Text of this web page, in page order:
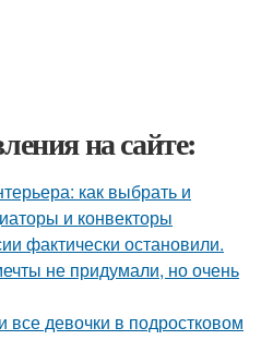
на сайте:
как выбрать и
и конвекторы
фактически остановили.
не придумали, но очень
девочки в подростковом